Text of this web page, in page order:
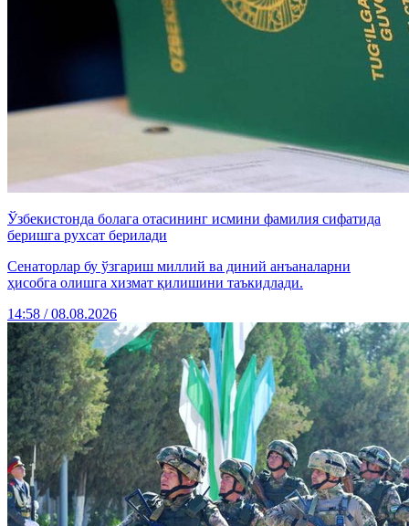
Ўзбекистонда болага отасининг исмини фамилия сифатида
беришга рухсат берилади
Сенаторлар бу ўзгариш миллий ва диний анъаналарни
ҳисобга олишга хизмат қилишини таъкидлади.
14:58 / 08.08.2026